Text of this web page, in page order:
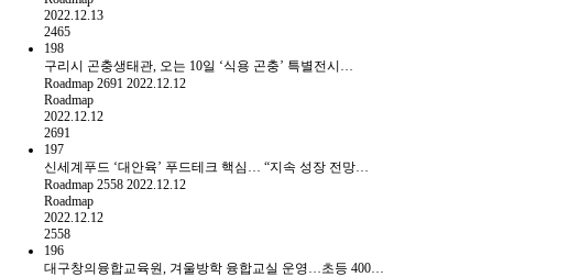
2022.12.13
2465
198
구리시 곤충생태관, 오는 10일 ‘식용 곤충’ 특별전시…
Roadmap 2691 2022.12.12
Roadmap
2022.12.12
2691
197
신세계푸드 ‘대안육’ 푸드테크 핵심… “지속 성장 전망…
Roadmap 2558 2022.12.12
Roadmap
2022.12.12
2558
196
대구창의융합교육원, 겨울방학 융합교실 운영…초등 400…